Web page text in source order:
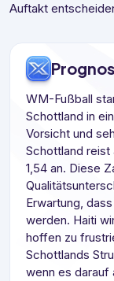
Auftakt
WM-Fußball
Schottland in
Vorsicht und
Schottland reist
1,54 an. Diese
Erwartung,
werden. Haiti
hoffen zu
Schottlands
wenn es darauf